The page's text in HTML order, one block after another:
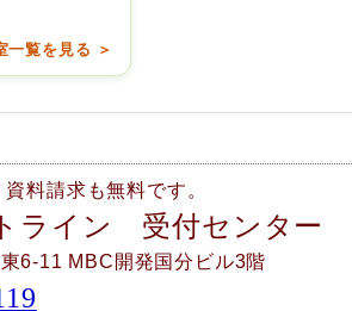
一覧を見る ＞
料請求も無料です。
ライン 受付センター
6-11 MBC開発国分ビル3階